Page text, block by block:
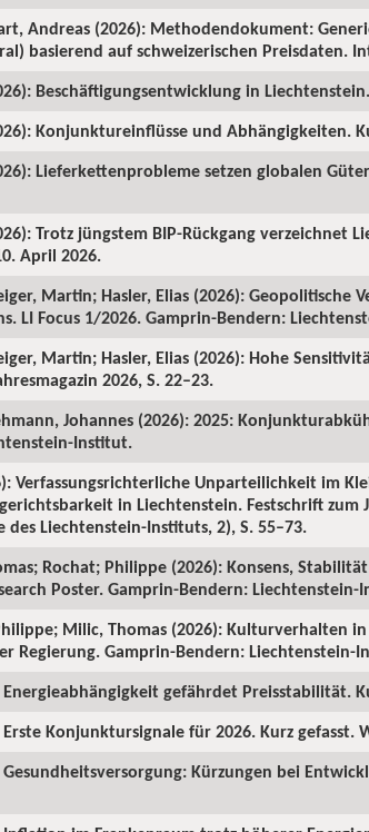
Andreas (2026): Methodendokument:
basierend auf schweizerischen Preisdaten.
Beschäftigungsentwicklung in
Konjunktureinflüsse und Abhängigkeiten.
Lieferkettenprobleme setzen globalen
Trotz jüngstem BIP-Rückgang verzeichnet
April 2026.
Martin; Hasler, Elias (2026):
LI Focus 1/2026. Gamprin-Bendern:
Martin; Hasler, Elias (2026): Hohe
2026, S. 22–23.
Johannes (2026): 2025:
Institut.
Verfassungsrichterliche Unparteilichkeit im
in Liechtenstein. Festschrift
des Liechtenstein-Instituts, 2), S. 55–73.
Rochat; Philippe (2026): Konsens,
Poster. Gamprin-Bendern: Liechtenstein-
Milic, Thomas (2026): Kulturverhalten
Regierung. Gamprin-Bendern: Liechtenstein-
gefährdet Preisstabilität.
Konjunktursignale für 2026. Kurz gefasst.
Gesundheitsversorgung: Kürzungen bei